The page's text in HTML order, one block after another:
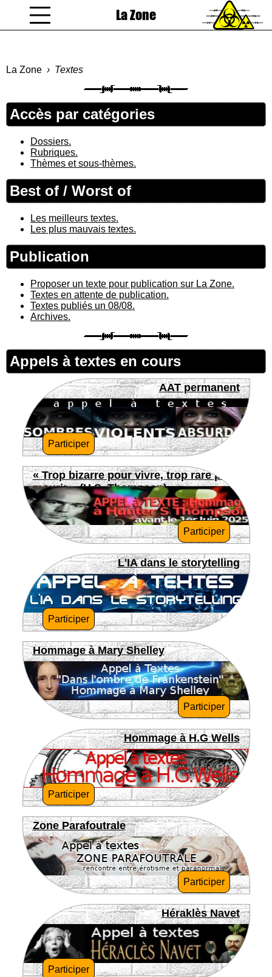
La Zone
La Zone Textes
Accès par catégories
Dossiers.
Rubriques.
Thèmes et sous-thèmes.
Best of / Worst of
Les meilleurs textes.
Les plus mauvais textes.
Publication
Proposer un texte pour publication sur La Zone.
Textes en attente de publication.
Textes publiés un 08/08.
Archives.
Appels à textes en cours
AAT permanent
Participer
« Trop bizarre pour vivre, trop rare pour
mourir » (H.S. Thompson)
Participer
L'IA dans le storytelling
Participer
Hommage à Mary Shelley
Participer
Hommage à H.G Wells
Participer
Zone Parafoutrale
Participer
Héraklès Navet
Participer